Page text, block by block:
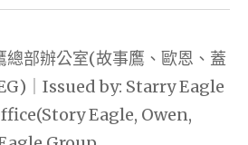
總部辦公室(故事鷹、歐恩、蓋
｜Issued by: Starry Eagle
Eagle, Owen,